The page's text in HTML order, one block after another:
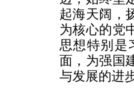
起海天阔，
为核心的党
思想特别是
面，为强国
与发展的进